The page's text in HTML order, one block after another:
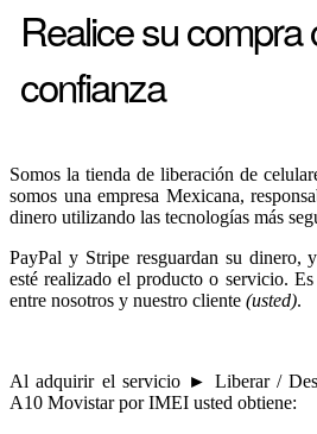
Realice su compra
confianza
Somos la tienda de liberación de
somos una empresa Mexicana,
dinero utilizando las tecnologías más
PayPal y Stripe resguardan su dinero,
esté realizado el producto o servicio.
entre nosotros y nuestro cliente (usted).
Al adquirir el servicio ► Liberar /
A10 Movistar por IMEI usted obtiene: